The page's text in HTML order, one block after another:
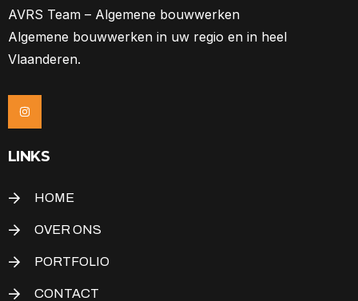
AVRS Team – Algemene bouwwerken
Algemene bouwwerken in uw regio en in heel
Vlaanderen.
LINKS
HOME
OVER ONS
PORTFOLIO
CONTACT